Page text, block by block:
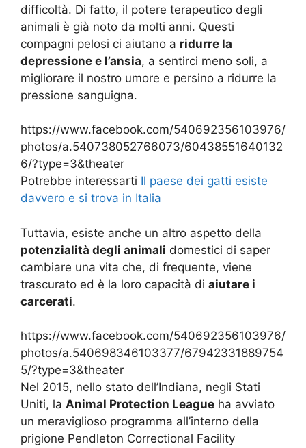
difficoltà. Di fatto, il potere terapeutico degli
animali è già noto da molti anni. Questi
compagni pelosi ci aiutano a ridurre la
depressione e l’ansia, a sentirci meno soli, a
migliorare il nostro umore e persino a ridurre la
pressione sanguigna.
https://www.facebook.com/540692356103976/
photos/a.540738052766073/60438551640132
6/?type=3&theater
Potrebbe interessarti Il paese dei gatti esiste
davvero e si trova in Italia
Tuttavia, esiste anche un altro aspetto della
potenzialità degli animali domestici di saper
cambiare una vita che, di frequente, viene
trascurato ed è la loro capacità di aiutare i
carcerati.
https://www.facebook.com/540692356103976/
photos/a.540698346103377/67942331889754
5/?type=3&theater
Nel 2015, nello stato dell’Indiana, negli Stati
Uniti, la Animal Protection League ha avviato
un meraviglioso programma all’interno della
prigione Pendleton Correctional Facility